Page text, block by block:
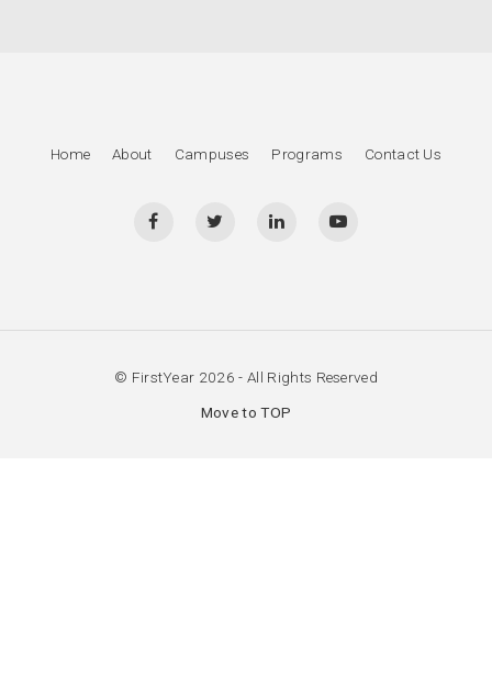
Home About Campuses Programs Contact Us
© FirstYear 2026 - All Rights Reserved
Move to TOP